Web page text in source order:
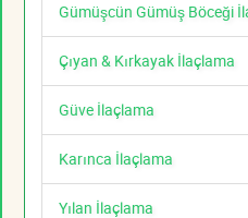
Gümüşcün Gümüş Böceği
Çıyan & Kırkayak İlaçlama
Güve İlaçlama
Karınca İlaçlama
Yılan İlaçlama